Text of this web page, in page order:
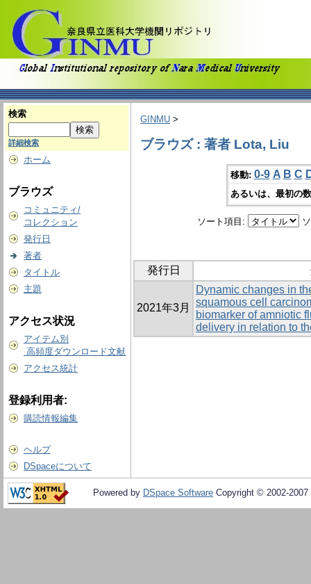
検索
詳細検索
ホーム
ブラウズ
コミュニティ/
コレクション
発行日
著者
タイトル
主題
アクセス状況
アイテム別
高頻度ダウンロード文献
アクセス統計
登録利用者:
購読情報編集
ヘルプ
DSpaceについて
GINMU >
ブラウズ : 著者 Lota, Liu
移動: 0-9 A B C
あるいは、最初の
ソート項目:
発行日
2021年3月
Dynamic changes in
squamous cell
biomarker of amniotic
delivery in relation to
Powered by DSpace Software Copyright © 2002-2007